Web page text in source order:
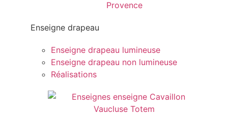
Enseigne drapeau
Enseigne drapeau lumineuse
Enseigne drapeau non lumineuse
Réalisations